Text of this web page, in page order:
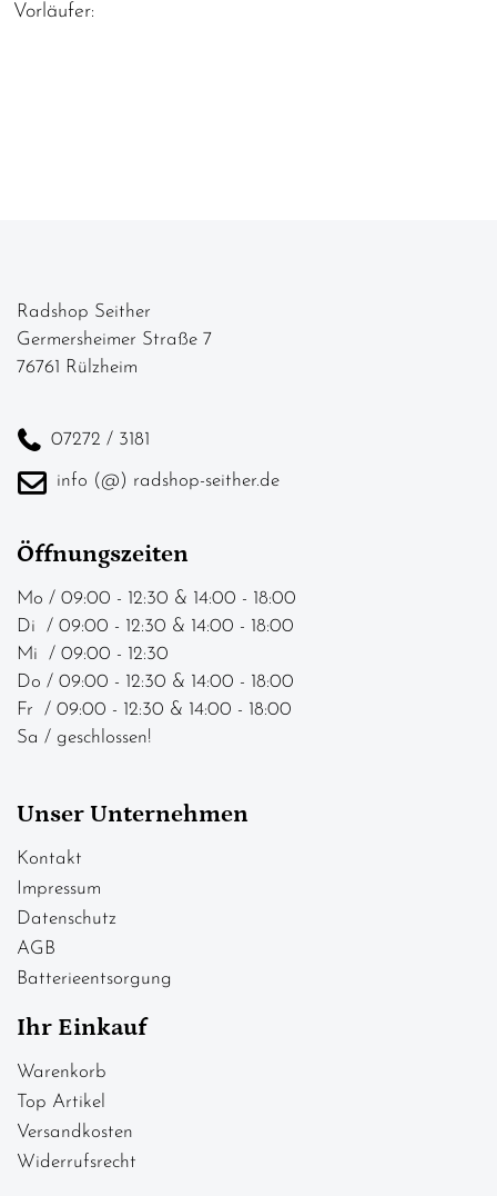
Vorläufer:
Radshop Seither
Germersheimer Straße 7
76761 Rülzheim
07272 / 3181
info (@) radshop-seither.de
Öffnungszeiten
Mo / 09:00 - 12:30 & 14:00 - 18:00
Di / 09:00 - 12:30 & 14:00 - 18:00
Mi / 09:00 - 12:30
Do / 09:00 - 12:30 & 14:00 - 18:00
Fr / 09:00 - 12:30 & 14:00 - 18:00
Sa / geschlossen!
Unser Unternehmen
Kontakt
Impressum
Datenschutz
AGB
Batterieentsorgung
Ihr Einkauf
Warenkorb
Top Artikel
Versandkosten
Widerrufsrecht